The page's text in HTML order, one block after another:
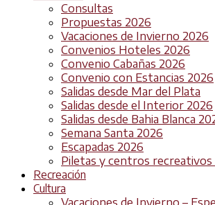
Consultas
Propuestas 2026
Vacaciones de Invierno 2026
Convenios Hoteles 2026
Convenio Cabañas 2026
Convenio con Estancias 2026
Salidas desde Mar del Plata
Salidas desde el Interior 2026
Salidas desde Bahia Blanca
Semana Santa 2026
Escapadas 2026
Piletas y centros recreativos
Recreación
Cultura
Vacaciones de Invierno –